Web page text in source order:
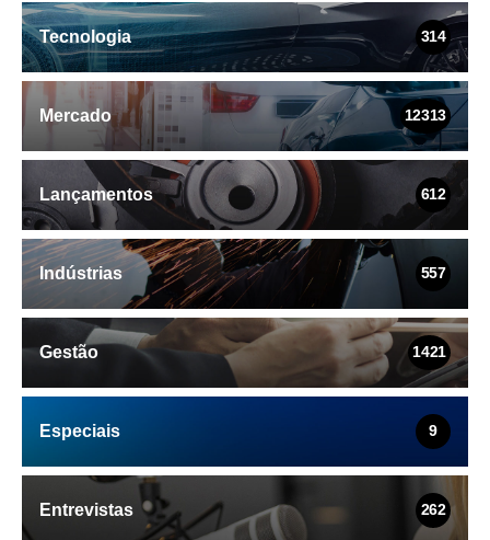
Tecnologia 314
Mercado 12313
Lançamentos 612
Indústrias 557
Gestão 1421
Especiais 9
Entrevistas 262